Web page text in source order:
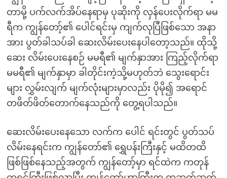
တာမို့ ပက်လက်အိပ်နေရာမှ ပုဆိုးကို လှန်ပေးလိုက်ရာ မမ
ရီက ကျွန်တော့်၏ ပေါင်ရင်းမှ ကျက်လုပြီဖြစ်သော အနာ
အား ပွတ်ခါသပ်ခါ ဆေးလိမ်းပေးနေပါတော့သည်။ ထိုသို့
ဆေး လိမ်းပေးနေစဉ် မမရီ၏ မျက်နှာအား ကြည့်လိုက်ရာ
မမရီ၏ မျက်နှာမှာ ခါတိုင်းကဲ့သို့မဟုတ်ဘဲ သွေးရောင်း
များ လွှမ်းလျက် မျက်လုံးများမှာလည်း ပိုမို၍ အရောင်
တဖိတ်ဖိတ်တောက်နေသည်ကို တွေ့ရပါသည်။
ဆေးလိမ်းပေးနေသော လက်က ပေါင် ရင်းတွင် ပွတ်သပ်
လိမ်းနေရင်းက ကျွန်တော်၏ ရွှေပန်းကြီးနှင့် မထိတထိ
ဖြစ်ဖြစ်နေသည့်အတွက် ကျွန်တော့်မှာ ရင်ထဲက ကတုန်